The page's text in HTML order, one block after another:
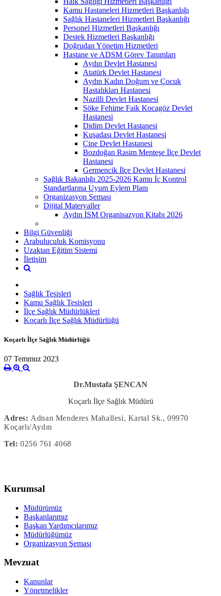
Kamu Hastaneleri Hizmetleri Başkanlığı
Sağlık Hastaneleri Hizmetleri Başkanlığı
Personel Hizmetleri Başkanlığı
Destek Hizmetleri Başkanlığı
Doğrudan Yönetim Hizmetleri
Hastane ve ADSM Görev Tanımları
Aydın Devlet Hastanesi
Atatürk Devlet Hastanesi
Aydın Kadın Doğum ve Çocuk
Hastalıkları Hastanesi
Nazilli Devlet Hastanesi
Söke Fehime Faik Kocagöz Devlet
Hastanesi
Didim Devlet Hastanesi
Kuşadası Devlet Hastanesi
Çine Devlet Hastanesi
Bozdoğan Rasim Menteşe İlçe Devlet
Hastanesi
Germencik İlçe Devlet Hastanesi
Sağlık Bakanlığı 2025-2026 Kamu İç Kontrol
Standartlarına Uyum Eylem Planı
Organizasyon Şeması
Dijital Materyaller
Aydın İSM Organisazyon Kitabı 2026
Bilgi Güvenliği
Arabuluculuk Komisyonu
Uzaktan Eğitim Sistemi
İletişim
Sağlık Tesisleri
Kamu Sağlık Tesisleri
İlçe Sağlık Müdürlükleri
Koçarlı İlçe Sağlık Müdürlüğü
Koçarlı İlçe Sağlık Müdürlüğü
07 Temmuz 2023
Dr.Mustafa ŞENCAN
Koçarlı İlçe Sağlık Müdürü
Adres: Adnan Menderes Mahallesi, Kartal Sk., 09970
Koçarlı/Aydın
Tel: 0256 761 4068
Kurumsal
Müdürümüz
Başkanlarımız
Başkan Yardımcılarımız
Müdürlüğümüz
Organizasyon Şeması
Mevzuat
Kanunlar
Yönetmelikler